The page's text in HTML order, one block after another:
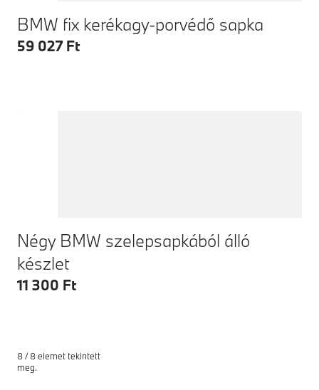
BMW fix kerékagy-porvédő sapka
59 027 Ft
Négy BMW szelepsapkából álló
készlet
11 300 Ft
8 / 8 elemet tekintett
meg.